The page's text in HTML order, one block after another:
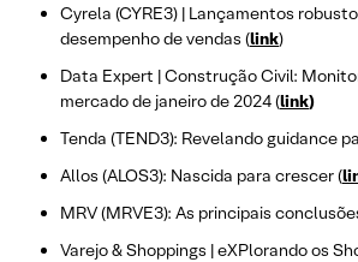
Cyrela (CYRE3) | Lançamentos
desempenho de vendas (link)
Data Expert | Construção Civil:
mercado de janeiro de 2024 (link)
Tenda (TEND3): Revelando guidance
Allos (ALOS3): Nascida para crescer (
MRV (MRVE3): As principais
Varejo & Shoppings | eXPlorando os